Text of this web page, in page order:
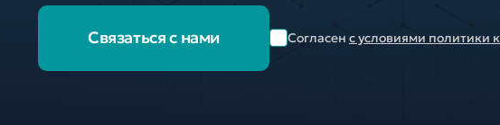
Согласен с условиями политики
Связаться с нами